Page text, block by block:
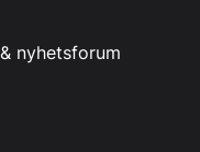
nyhetsforum